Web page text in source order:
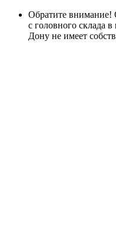
Обратите внимание!
с головного склада
Дону не имеет